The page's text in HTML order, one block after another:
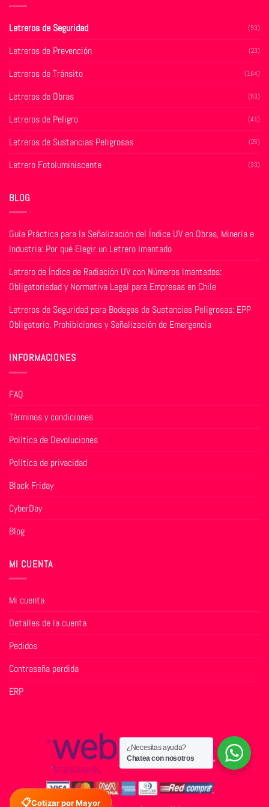
se
elegir
la
de
Letreros de Seguridad (93)
Letreros de Prevención (23)
Letreros de Tránsito (164)
Letreros de Obras (63)
Letreros de Peligro (41)
Letreros de Sustancias Peligrosas (25)
Letrero Fotoluminiscente (33)
BLOG
Guía Práctica para la Señalización del Índice UV en Obras, Minería e
Industria: Por qué Elegir un Letrero Imantado
Letrero de Índice de Radiación UV con Números Imantados:
Obligatoriedad y Normativa Legal para Empresas en Chile
Letreros de Seguridad para Bodegas de Sustancias Peligrosas: EPP
Obligatorio, Prohibiciones y Señalización de Emergencia
INFORMACIONES
FAQ
Términos y condiciones
Política de Devoluciones
Política de privacidad
Black Friday
CyberDay
Blog
MI CUENTA
Mi cuenta
Detalles de la cuenta
Pedidos
Contraseña perdida
ERP
📋Cotizar por Mayor
¿Necesitas ayuda?
Chatea con nosotros